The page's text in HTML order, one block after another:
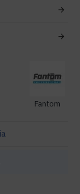
Fantom